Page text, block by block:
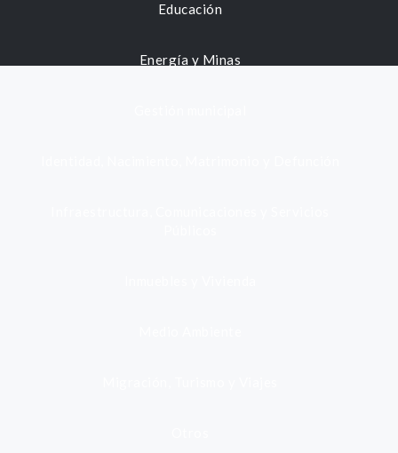
Educación
Energía y Minas